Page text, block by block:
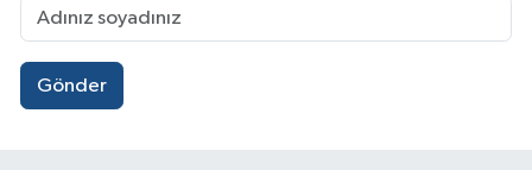
Gönder